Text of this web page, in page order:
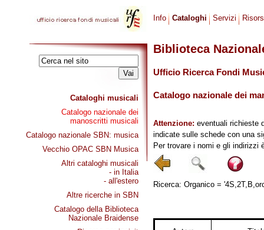
Cataloghi musicali
Catalogo nazionale dei
manoscritti musicali
Catalogo nazionale SBN: musica
Vecchio OPAC SBN Musica
Altri cataloghi musicali
- in Italia
- all'estero
Altre ricerche in SBN
Catalogo della Biblioteca
Nazionale Braidense
Info Cataloghi Servizi
Biblioteca
Ufficio Ricerca Fondi
Catalogo nazionale dei
Attenzione: eventuali richieste
indicate sulle schede con una
Per trovare i nomi e gli indirizzi
Ricerca: Organico =